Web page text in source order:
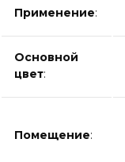
Применение:
Основной
цвет:
Помещение: